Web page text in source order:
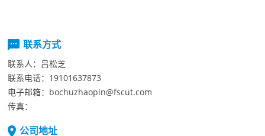
联系方式
联系人： 吕松芝
联系电话： 19101637873
电子邮箱： bochuzhaopin@fscut.com
传真：
公司地址